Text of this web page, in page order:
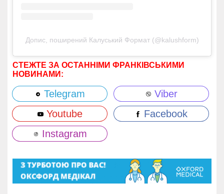
Допис, поширений Калуський Формат (@kalushform)
СТЕЖТЕ ЗА ОСТАННІМИ ФРАНКІВСЬКИМИ
НОВИНАМИ:
Telegram
Viber
Youtube
Facebook
Instagram